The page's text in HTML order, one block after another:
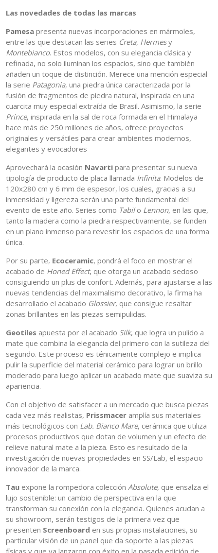
Las novedades de todas las marcas
Pamesa presenta nuevas incorporaciones en mármoles,
entre las que destacan las series Creta, Hermesy
Montebianco. Estos modelos, con su elegancia clásica y
refinada, no solo iluminan los espacios, sino que también
añaden un toque de distinción. Merece una mención especial
la serie Patagonia, una piedra única caracterizada por la
fusión de fragmentos de piedra natural, inspirada en una
cuarcita muy especial extraída de Brasil. Asimismo, la serie
Prince, inspirada en la sal de roca formada en el Himalaya
hace más de 250 millones de años, ofrece proyectos
originales y versátiles para crear ambientes modernos,
elegantes y evocadores
Aprovechará la ocasión Navarti para presentar su nueva
tipología de producto de placa llamada Infinita. Modelos de
120x280 cm y 6 mm de espesor, los cuales, gracias a su
inmensidad y ligereza serán una parte fundamental del
evento de este año. Series como Tabilo Lennon, en las que,
tanto la madera como la piedra respectivamente, se funden
en un plano inmenso para revestir los espacios de una forma
única.
Por su parte, Ecoceramic, pondrá el foco en mostrar el
acabado de Honed Effect, que otorga un acabado sedoso
consiguiendo un plus de confort. Además, para ajustarse a las
nuevas tendencias del maximalismo decorativo, la firma ha
desarrollado el acabado Glossier, que consigue resaltar
zonas brillantes en las piezas semipulidas.
Geotiles apuesta por el acabado Silk, que logra un pulido a
mate que combina la elegancia del primero con la sutileza del
segundo. Este proceso es ténicamente complejo e implica
pulir la superficie del material cerámico para lograr un brillo
moderado para luego aplicar un acabado mate que suaviza su
apariencia.
Con el objetivo de satisfacer a un mercado que busca piezas
cada vez más realistas, Prissmacer amplía sus materiales
más tecnológicos con Lab. Bianco Mare, cerámica que utiliza
procesos productivos que dotan de volumen y un efecto de
relieve natural mate a la pieza. Esto es resultado de la
investigación de nuevas propiedades en SS/Lab, el espacio
innovador de la marca.
Tau expone la rompedora colección Absolute, que ensalza el
lujo sostenible: un cambio de perspectiva en la que
transforman su conexión con la elegancia. Quienes acudan a
su showroom, serán testigos de la primera vez que
presenten Screenboard en sus propias instalaciones, su
particular visión de un panel que da soporte a las piezas